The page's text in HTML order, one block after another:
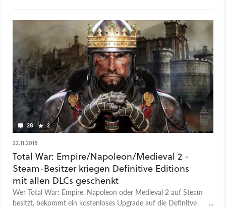
28 2
22.11.2018
Total War: Empire/Napoleon/Medieval 2 -
Steam-Besitzer kriegen Definitive Editions
mit allen DLCs geschenkt
Wer Total War: Empire, Napoleon oder Medieval 2 auf Steam
besitzt, bekommt ein kostenloses Upgrade auf die Definitve